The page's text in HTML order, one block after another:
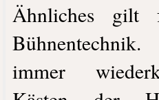
Ähnliches gilt
immer